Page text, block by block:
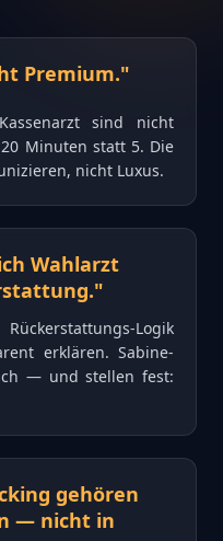
Premium."
sind nicht
Minuten statt 5. Die
nicht Luxus.
Wahlarzt
"
Logik
erklären. Sabine-
— und stellen fest:
gehören
— nicht in